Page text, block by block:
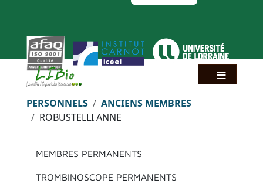
Aller au contenu principal
Fil d'Ariane
PERSONNELS
ANCIENS MEMBRES
ROBUSTELLI ANNE
Menu principal
MEMBRES PERMANENTS
TROMBINOSCOPE PERMANENTS
Panneau de gestion des cookies